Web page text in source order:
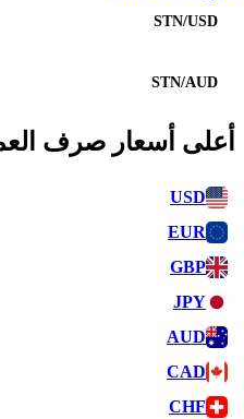
STN/USD
STN/AUD
أعلى أسعار صرف
USD
EUR
GBP
JPY
AUD
CAD
CHF